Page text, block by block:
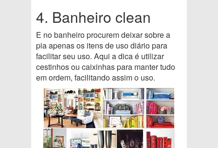
4. Banheiro clean
E no banheiro procurem deixar sobre a
pia apenas os itens de uso diário para
facilitar seu uso. Aqui a dica é utilizar
cestinhos ou caixinhas para manter tudo
em ordem, facilitando assim o uso.